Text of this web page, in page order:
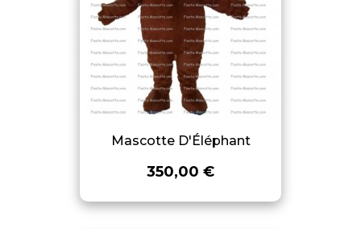
Mascotte D'Éléphant
350,00 €